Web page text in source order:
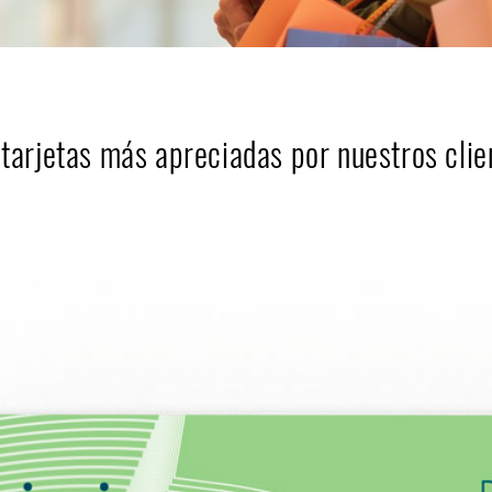
más apreciadas por nuestros